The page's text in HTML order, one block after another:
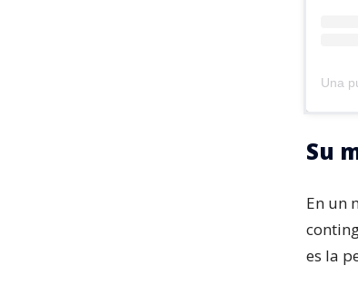
Su
En un
es la